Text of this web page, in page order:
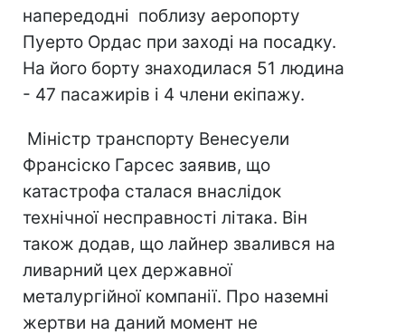
напередодні поблизу аеропорту
Пуерто Ордас при заході на посадку.
На його борту знаходилася 51 людина
- 47 пасажирів і 4 члени екіпажу.
Міністр транспорту Венесуели
Франсіско Гарсес заявив, що
катастрофа сталася внаслідок
технічної несправності літака. Він
також додав, що лайнер звалився на
ливарний цех державної
металургійної компанії. Про наземні
жертви на даний момент не